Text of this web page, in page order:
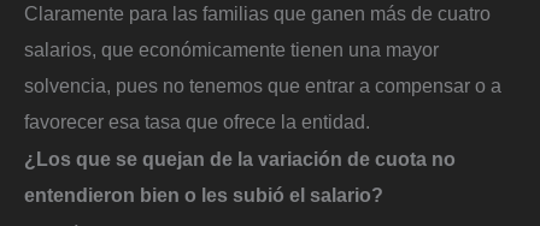
Claramente para las familias que ganen más de cuatro
salarios, que económicamente tienen una mayor
solvencia, pues no tenemos que entrar a compensar o a
favorecer esa tasa que ofrece la entidad.
¿Los que se quejan de la variación de cuota no
entendieron bien o les subió el salario?